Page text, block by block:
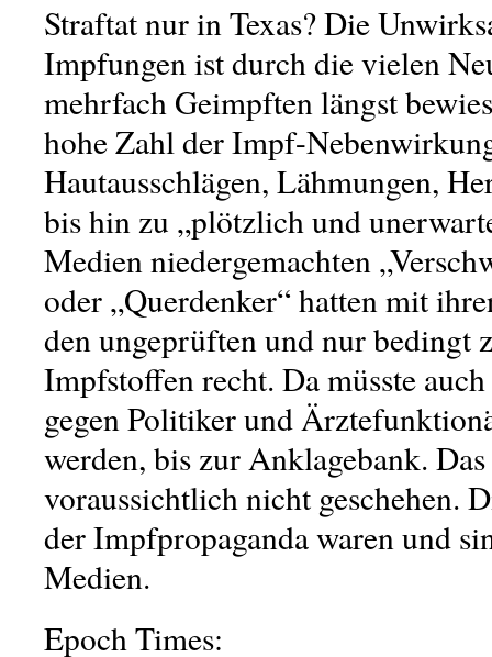
Straftat nur in Texas? Die
Impfungen ist durch die vielen
mehrfach Geimpften längst
hohe Zahl der Impf-
Hautausschlägen, Lähmungen,
bis hin zu „plötzlich und
Medien niedergemachten
oder „Querdenker“ hatten mit
den ungeprüften und nur bedingt
Impfstoffen recht. Da müsste
gegen Politiker und
werden, bis zur Anklagebank.
voraussichtlich nicht geschehen.
der Impfpropaganda waren und
Medien.
Epoch Times: